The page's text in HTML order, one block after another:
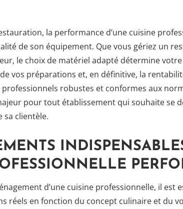
la performance d’une cuisine
de son équipement. Que vous gériez un
le choix de matériel adapté détermine
vos préparations et, en définitive, la
robustes et conformes aux
pour tout établissement qui souhaite se
sa clientèle.
d’une cuisine professionnelle, il est
réels en fonction du concept culinaire et du